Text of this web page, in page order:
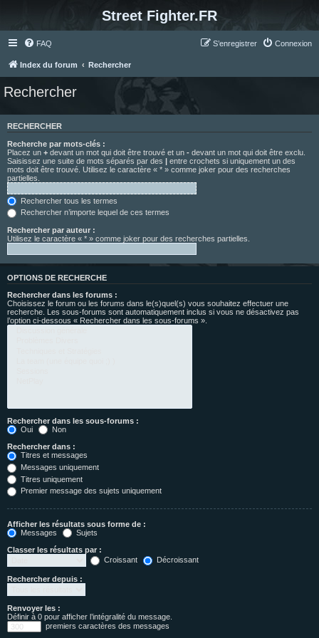
Street Fighter.FR
FAQ Connexion
S’enregistrer
Index du forum Rechercher
Rechercher
RECHERCHER
Recherche par mots-clés :
Placez un + devant un mot qui doit être trouvé et un - devant un mot qui doit être exclu.
Saisissez une suite de mots séparés par des | entre crochets si uniquement un des
mots doit être trouvé. Utilisez le caractère « * » comme joker pour des recherches
partielles.
Rechercher tous les termes
Rechercher n’importe lequel de ces termes
Rechercher par auteur :
Utilisez le caractère « * » comme joker pour des recherches partielles.
OPTIONS DE RECHERCHE
Rechercher dans les forums :
Choisissez le forum ou les forums dans le(s)quel(s) vous souhaitez effectuer une
recherche. Les sous-forums sont automatiquement inclus si vous ne désactivez pas
l’option ci-dessous « Rechercher dans les sous-forums ».
Rechercher dans les sous-forums :
Oui
Non
Rechercher dans :
Titres et messages
Messages uniquement
Titres uniquement
Premier message des sujets uniquement
Afficher les résultats sous forme de :
Messages
Sujets
Classer les résultats par :
Croissant
Décroissant
Rechercher depuis :
Renvoyer les :
Définir à 0 pour afficher l’intégralité du message.
premiers caractères des messages